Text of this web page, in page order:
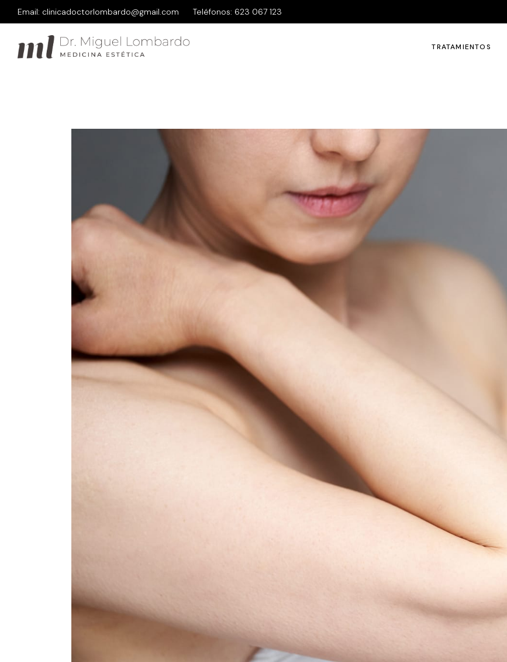
Email: clinicadoctorlombardo@gmail.com Teléfonos: 623 067 123
TRATAMIENTOS
Tu piel